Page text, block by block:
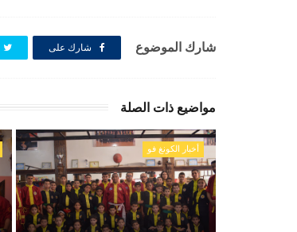
شارك الموضوع شارك على
مواضيع ذات الصلة
أخبار الكونغ فو